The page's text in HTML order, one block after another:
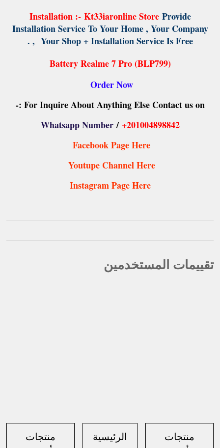
Installation :- Kt33iaronline StoreProvide
Installation Service To Your Home , Your Company
, Your Shop + Installation Service Is Free .
Battery Realme 7 Pro (BLP799)
Order Now
For Inquire About Anything Else Contact us on :-
Whatsapp Number/+201004898842
Facebook Page Here
Youtupe Channel Here
Instagram Page Here
تقييمات المستخدمين
منتجات
منتجات
الرئيسية